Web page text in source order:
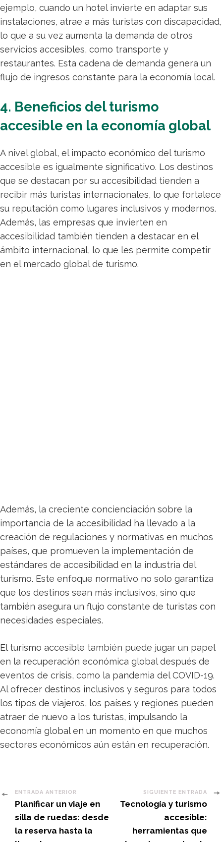
ejemplo, cuando un hotel invierte en adaptar sus
instalaciones, atrae a más turistas con discapacidad,
lo que a su vez aumenta la demanda de otros
servicios accesibles, como transporte y
restaurantes. Esta cadena de demanda genera un
flujo de ingresos constante para la economía local.
4. Beneficios del turismo
accesible en la economía global
A nivel global, el impacto económico del turismo
accesible es igualmente significativo. Los destinos
que se destacan por su accesibilidad tienden a
recibir más turistas internacionales, lo que fortalece
su reputación como lugares inclusivos y modernos.
Además, las empresas que invierten en
accesibilidad también tienden a destacar en el
ámbito internacional, lo que les permite competir
en el mercado global de turismo.
Además, la creciente concienciación sobre la
importancia de la accesibilidad ha llevado a la
creación de regulaciones y normativas en muchos
países, que promueven la implementación de
estándares de accesibilidad en la industria del
turismo. Este enfoque normativo no solo garantiza
que los destinos sean más inclusivos, sino que
también asegura un flujo constante de turistas con
necesidades especiales.
El turismo accesible también puede jugar un papel
en la recuperación económica global después de
eventos de crisis, como la pandemia del COVID-19.
Al ofrecer destinos inclusivos y seguros para todos
los tipos de viajeros, los países y regiones pueden
atraer de nuevo a los turistas, impulsando la
economía global en un momento en que muchos
sectores económicos aún están en recuperación.
Post
Navigation
ENTRADA ANTERIOR
Planificar un viaje en
silla de ruedas: desde
la reserva hasta la
SIGUIENTE ENTRADA
Tecnología y turismo
accesible:
herramientas que